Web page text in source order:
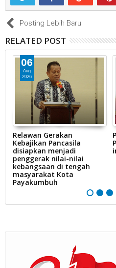
Posting Lebih Baru
RELATED POST
06
Aug
2026
Relawan Gerakan
Kebajikan Pancasila
disiapkan menjadi
penggerak nilai-nilai
kebangsaan di tengah
masyarakat Kota
Payakumbuh